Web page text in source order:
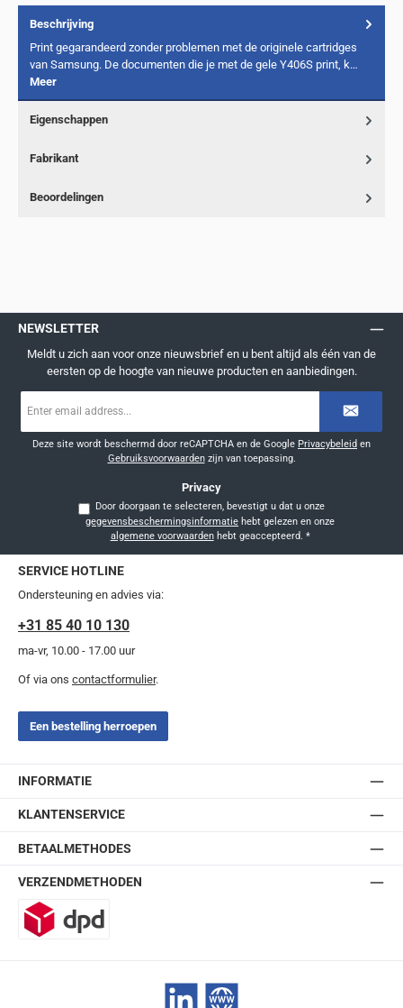
Beschrijving
Print gegarandeerd zonder problemen met de originele cartridges
van Samsung. De documenten die je met de gele Y406S print, k…
Meer
Eigenschappen
Fabrikant
Beoordelingen
NEWSLETTER
Meldt u zich aan voor onze nieuwsbrief en u bent altijd als één van de
eersten op de hoogte van nieuwe producten en aanbiedingen.
mailadres
Deze site wordt beschermd door reCAPTCHA en de Google Privacybeleid en
Gebruiksvoorwaardenzijn van toepassing.
Privacy
Door doorgaan te selecteren, bevestigt u dat u onze
gegevensbeschermingsinformatie
algemene voorwaardenhebt geaccepteerd. *
SERVICE HOTLINE
Ondersteuning en advies via:
+31 85 40 10 130
ma-vr, 10.00 - 17.00 uur
Of via ons contactformulier.
Een bestelling herroepen
INFORMATIE
KLANTENSERVICE
BETAALMETHODES
VERZENDMETHODEN
LinkedIn Website